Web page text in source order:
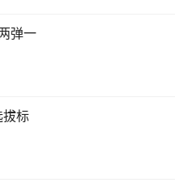
弹一
拔标